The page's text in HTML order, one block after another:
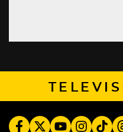
FacebookTwitterYoutube